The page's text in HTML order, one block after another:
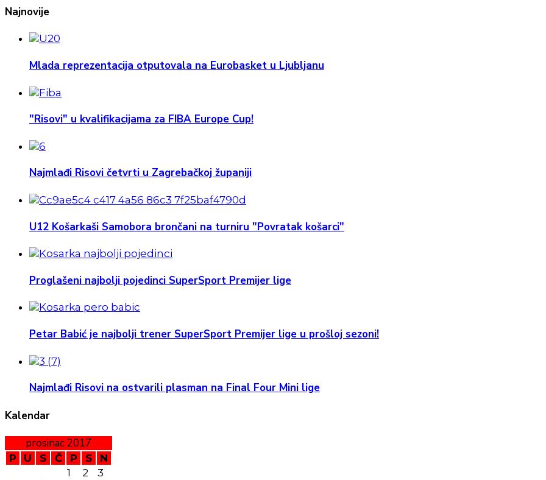
Najnovije
Mlada reprezentacija otputovala na Eurobasket u Ljubljanu
"Risovi" u kvalifikacijama za FIBA Europe Cup!
Najmlađi Risovi četvrti u Zagrebačkoj županiji
U12 Košarkaši Samobora brončani na turniru "Povratak košarci"
Proglašeni najbolji pojedinci SuperSport Premijer lige
Petar Babić je najbolji trener SuperSport Premijer lige u prošloj sezoni!
Najmlađi Risovi na ostvarili plasman na Final Four Mini lige
Kalendar
prosinac 2017
P U S Č P S
N
1
2
3